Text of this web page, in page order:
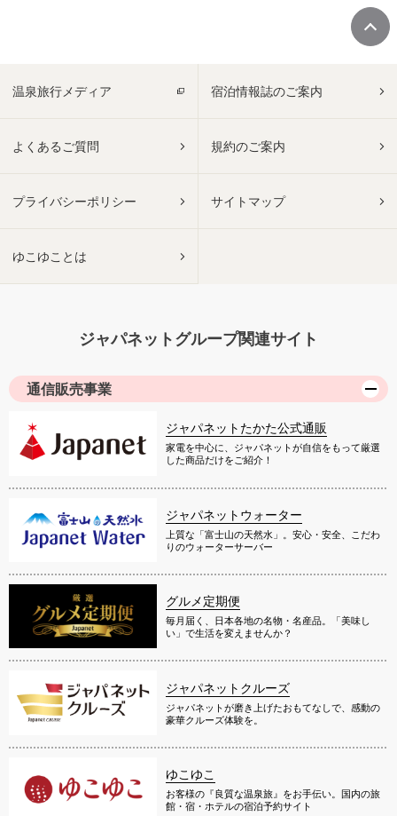
温泉旅行メディア 宿泊情報誌のご案内
よくあるご質問 規約のご案内
プライバシーポリシー サイトマップ
ゆこゆことは
ジャパネットグループ関連サイト
通信販売事業
ジャパネットたかた公式通販
家電を中心に、ジャパネットが自信をもって厳選
した商品だけをご紹介！
ジャパネットウォーター
上質な「富士山の天然水」。安心・安全、こだわ
りのウォーターサーバー
グルメ定期便
毎月届く、日本各地の名物・名産品。「美味し
い」で生活を変えませんか？
ジャパネットクルーズ
ジャパネットが磨き上げたおもてなしで、感動の
豪華クルーズ体験を。
ゆこゆこ
お客様の『良質な温泉旅』をお手伝い。国内の旅
館・宿・ホテルの宿泊予約サイト